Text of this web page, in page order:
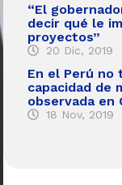
“El
decir qué le
proyectos”
20 Dic, 2019
En el Perú no
capacidad de
observada en
18 Nov, 2019